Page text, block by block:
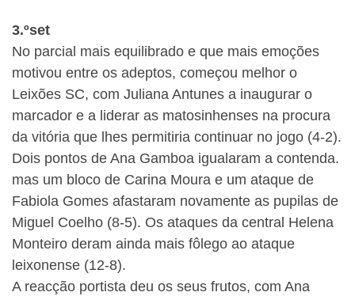
3.ºset
No parcial mais equilibrado e que mais emoções
motivou entre os adeptos, começou melhor o
Leixões SC, com Juliana Antunes a inaugurar o
marcador e a liderar as matosinhenses na procura
da vitória que lhes permitiria continuar no jogo (4-2).
Dois pontos de Ana Gamboa igualaram a contenda.
mas um bloco de Carina Moura e um ataque de
Fabiola Gomes afastaram novamente as pupilas de
Miguel Coelho (8-5). Os ataques da central Helena
Monteiro deram ainda mais fôlego ao ataque
leixonense (12-8).
A reacção portista deu os seus frutos, com Ana